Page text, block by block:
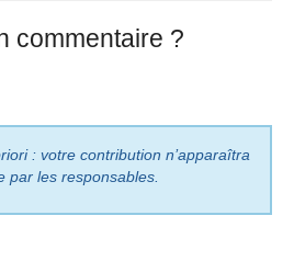
commentaire ?
: votre contribution n’apparaîtra
par les responsables.